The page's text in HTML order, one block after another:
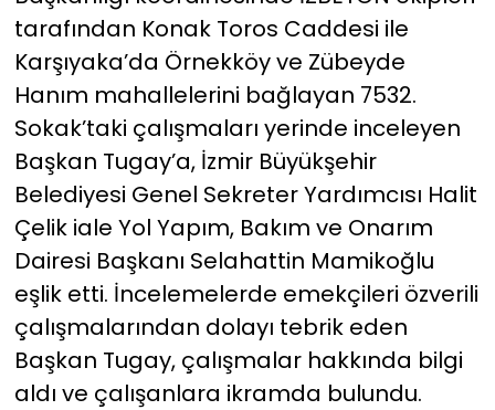
tarafından Konak Toros Caddesi ile
Karşıyaka’da Örnekköy ve Zübeyde
Hanım mahallelerini bağlayan 7532.
Sokak’taki çalışmaları yerinde inceleyen
Başkan Tugay’a, İzmir Büyükşehir
Belediyesi Genel Sekreter Yardımcısı Halit
Çelik iale Yol Yapım, Bakım ve Onarım
Dairesi Başkanı Selahattin Mamikoğlu
eşlik etti. İncelemelerde emekçileri özverili
çalışmalarından dolayı tebrik eden
Başkan Tugay, çalışmalar hakkında bilgi
aldı ve çalışanlara ikramda bulundu.